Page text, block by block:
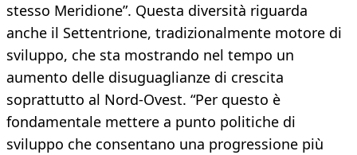
stesso Meridione”. Questa diversità riguarda
anche il Settentrione, tradizionalmente motore di
sviluppo, che sta mostrando nel tempo un
aumento delle disuguaglianze di crescita
soprattutto al Nord-Ovest. “Per questo è
fondamentale mettere a punto politiche di
sviluppo che consentano una progressione più